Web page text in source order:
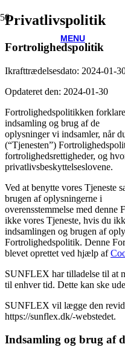
MENU
Privatlivspolitik
Fortrolighedspolitik
Ikrafttrædelsesdato: 2024-01-
Opdateret den: 2024-01-30
Fortrolighedspolitikken
indsamling og brug af de
oplysninger vi indsamler, når
(“Tjenesten”)
fortrolighedsrettigheder, og
privatlivsbeskyttelseslovene.
Ved at benytte vores Tjeneste
brugen af oplysningerne i
overensstemmelse med
ikke vores Tjeneste, hvis du
indsamlingen og brugen af
Fortrolighedspolitik. Denne
blevet oprettet ved hjælp af
SUNFLEX har tilladelse til at
til enhver tid. Dette kan ske
SUNFLEX vil lægge den
https://sunflex.dk/-webstedet.
Indsamling og brug af